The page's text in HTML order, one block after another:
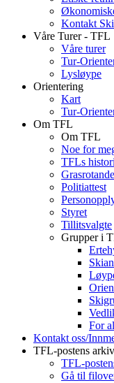
Kontakt
Våre Turer - TFL
Våre turer
Tur-
Lysløype
Orientering
Kart
Tur-
Om TFL
Om TFL
Noe for
TFLs
Politiattest
Styret
Tillitsvalgte
Grupper i
For
Kontakt oss/
TFL-postens arkiv
TFL-
Gå til